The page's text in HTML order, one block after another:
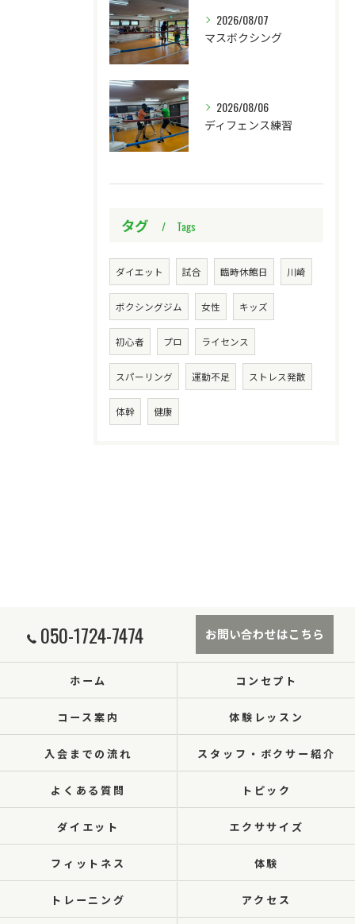
2026/08/07
マスボクシング
2026/08/06
ディフェンス練習
タグ Tags
ダイエット 試合 臨時休館日 川崎
ボクシングジム 女性 キッズ
初心者 プロ ライセンス
スパーリング 運動不足 ストレス発散
体幹 健康
050-1724-7474 お問い合わせはこちら
ホーム コンセプト
コース案内 体験レッスン
入会までの流れ スタッフ・ボクサー紹介
よくある質問 トピック
ダイエット エクササイズ
フィットネス 体験
トレーニング アクセス